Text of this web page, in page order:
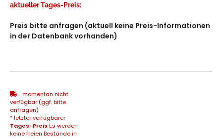
aktueller Tages-Preis:
Preis bitte anfragen (aktuell keine Preis-Informationen
in der Datenbank vorhanden)
momentan nicht
verfügbar (ggf. bitte
anfragen)
* letzter verfügbarer
Tages-Preis Es werden
keine freien Bestände in